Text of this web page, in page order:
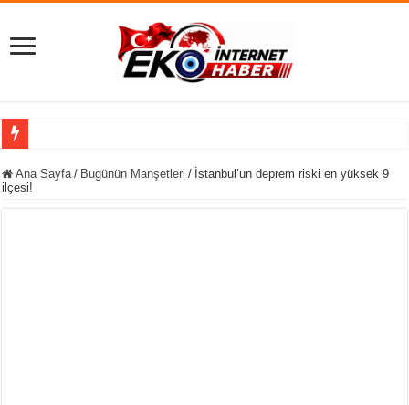
Ana Sayfa / Bugünün Manşetleri / İstanbul’un deprem riski en yüksek 9
ilçesi!